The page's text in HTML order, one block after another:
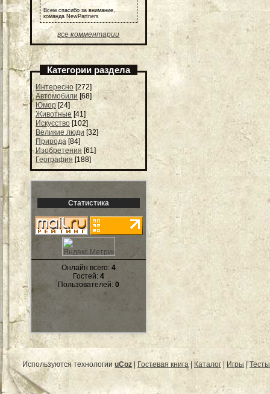
Всем спасибо за внимание,
команда NewPartners
все комментарии
Категории раздела
Интересно [272]
Автомобили [68]
Юмор [24]
Животные [41]
Искусство [102]
Великие люди [32]
Природа [84]
Изобретения [61]
География [188]
Статистика
Онлайн всего: 4
Гостей: 4
Пользователей: 0
Используются технологии uCoz Гостевая книга| Каталог Игры |Тесты